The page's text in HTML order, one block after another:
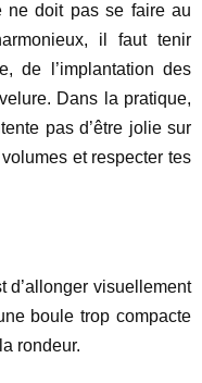
ne doit pas se faire au
il faut tenir
de l’implantation des
Dans la pratique,
pas d’être jolie sur
et respecter tes
d’allonger visuellement
boule trop compacte
rondeur.